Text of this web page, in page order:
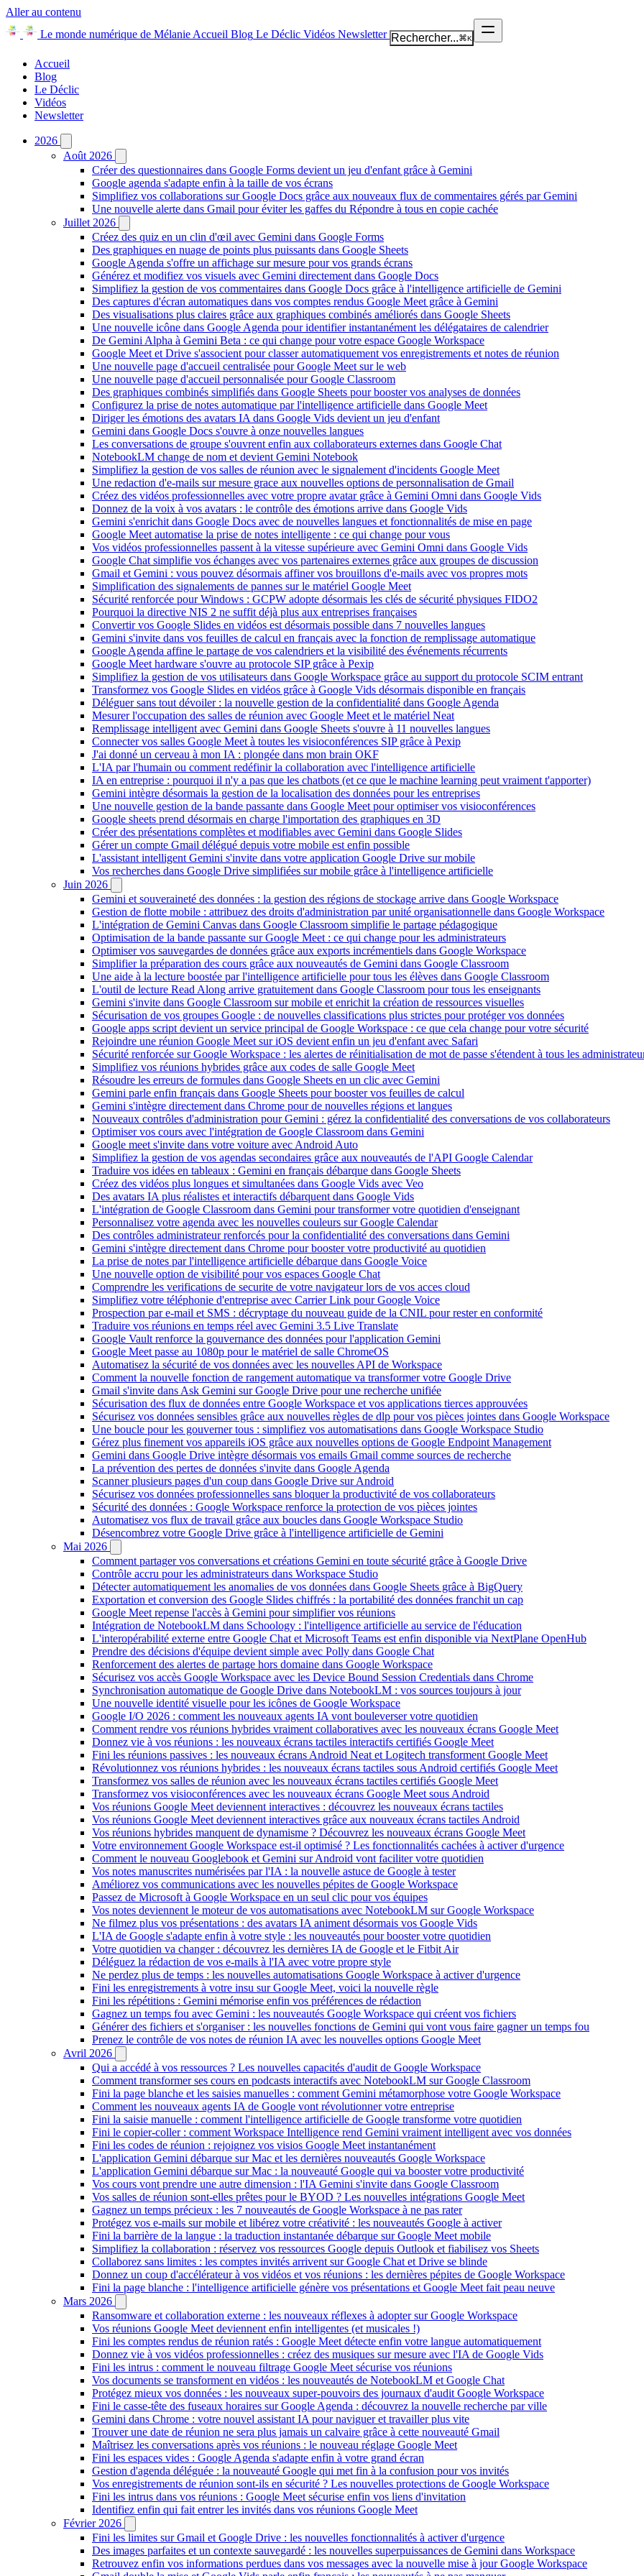
Aller au contenu
Le monde numérique de Mélanie Accueil Blog Le Déclic Vidéos Newsletter Rechercher...⌘K
Accueil
Blog
Le Déclic
Vidéos
Newsletter
2026
Août 2026
Créer des questionnaires dans Google Forms devient un jeu d'enfant grâce à Gemini
Google agenda s'adapte enfin à la taille de vos écrans
Simplifiez vos collaborations sur Google Docs grâce aux nouveaux flux de commentaires gérés par Gemini
Une nouvelle alerte dans Gmail pour éviter les gaffes du Répondre à tous en copie cachée
Juillet 2026
Créez des quiz en un clin d'œil avec Gemini dans Google Forms
Des graphiques en nuage de points plus puissants dans Google Sheets
Google Agenda s'offre un affichage sur mesure pour vos grands écrans
Générez et modifiez vos visuels avec Gemini directement dans Google Docs
Simplifiez la gestion de vos commentaires dans Google Docs grâce à l'intelligence artificielle de Gemini
Des captures d'écran automatiques dans vos comptes rendus Google Meet grâce à Gemini
Des visualisations plus claires grâce aux graphiques combinés améliorés dans Google Sheets
Une nouvelle icône dans Google Agenda pour identifier instantanément les délégataires de calendrier
De Gemini Alpha à Gemini Beta : ce qui change pour votre espace Google Workspace
Google Meet et Drive s'associent pour classer automatiquement vos enregistrements et notes de réunion
Une nouvelle page d'accueil centralisée pour Google Meet sur le web
Une nouvelle page d'accueil personnalisée pour Google Classroom
Des graphiques combinés simplifiés dans Google Sheets pour booster vos analyses de données
Configurez la prise de notes automatique par l'intelligence artificielle dans Google Meet
Diriger les émotions des avatars IA dans Google Vids devient un jeu d'enfant
Gemini dans Google Docs s'ouvre à onze nouvelles langues
Les conversations de groupe s'ouvrent enfin aux collaborateurs externes dans Google Chat
NotebookLM change de nom et devient Gemini Notebook
Simplifiez la gestion de vos salles de réunion avec le signalement d'incidents Google Meet
Une redaction d'e-mails sur mesure grace aux nouvelles options de personnalisation de Gmail
Créez des vidéos professionnelles avec votre propre avatar grâce à Gemini Omni dans Google Vids
Donnez de la voix à vos avatars : le contrôle des émotions arrive dans Google Vids
Gemini s'enrichit dans Google Docs avec de nouvelles langues et fonctionnalités de mise en page
Google Meet automatise la prise de notes intelligente : ce qui change pour vous
Vos vidéos professionnelles passent à la vitesse supérieure avec Gemini Omni dans Google Vids
Google Chat simplifie vos échanges avec vos partenaires externes grâce aux groupes de discussion
Gmail et Gemini : vous pouvez désormais affiner vos brouillons d'e-mails avec vos propres mots
Simplification des signalements de pannes sur le matériel Google Meet
Sécurité renforcée pour Windows : GCPW adopte désormais les clés de sécurité physiques FIDO2
Pourquoi la directive NIS 2 ne suffit déjà plus aux entreprises françaises
Convertir vos Google Slides en vidéos est désormais possible dans 7 nouvelles langues
Gemini s'invite dans vos feuilles de calcul en français avec la fonction de remplissage automatique
Google Agenda affine le partage de vos calendriers et la visibilité des événements récurrents
Google Meet hardware s'ouvre au protocole SIP grâce à Pexip
Simplifiez la gestion de vos utilisateurs dans Google Workspace grâce au support du protocole SCIM entrant
Transformez vos Google Slides en vidéos grâce à Google Vids désormais disponible en français
Déléguer sans tout dévoiler : la nouvelle gestion de la confidentialité dans Google Agenda
Mesurer l'occupation des salles de réunion avec Google Meet et le matériel Neat
Remplissage intelligent avec Gemini dans Google Sheets s'ouvre à 11 nouvelles langues
Connecter vos salles Google Meet à toutes les visioconférences SIP grâce à Pexip
J'ai donné un cerveau à mon IA : plongée dans mon brain OKF
L'IA par l'humain ou comment redéfinir la collaboration avec l'intelligence artificielle
IA en entreprise : pourquoi il n'y a pas que les chatbots (et ce que le machine learning peut vraiment t'apporter)
Gemini intègre désormais la gestion de la localisation des données pour les entreprises
Une nouvelle gestion de la bande passante dans Google Meet pour optimiser vos visioconférences
Google sheets prend désormais en charge l'importation des graphiques en 3D
Créer des présentations complètes et modifiables avec Gemini dans Google Slides
Gérer un compte Gmail délégué depuis votre mobile est enfin possible
L'assistant intelligent Gemini s'invite dans votre application Google Drive sur mobile
Vos recherches dans Google Drive simplifiées sur mobile grâce à l'intelligence artificielle
Juin 2026
Gemini et souveraineté des données : la gestion des régions de stockage arrive dans Google Workspace
Gestion de flotte mobile : attribuez des droits d'administration par unité organisationnelle dans Google Workspace
L'intégration de Gemini Canvas dans Google Classroom simplifie le partage pédagogique
Optimisation de la bande passante sur Google Meet : ce qui change pour les administrateurs
Optimiser vos sauvegardes de données grâce aux exports incrémentiels dans Google Workspace
Simplifier la préparation des cours grâce aux nouveautés de Gemini dans Google Classroom
Une aide à la lecture boostée par l'intelligence artificielle pour tous les élèves dans Google Classroom
L'outil de lecture Read Along arrive gratuitement dans Google Classroom pour tous les enseignants
Gemini s'invite dans Google Classroom sur mobile et enrichit la création de ressources visuelles
Sécurisation de vos groupes Google : de nouvelles classifications plus strictes pour protéger vos données
Google apps script devient un service principal de Google Workspace : ce que cela change pour votre sécurité
Rejoindre une réunion Google Meet sur iOS devient enfin un jeu d'enfant avec Safari
Sécurité renforcée sur Google Workspace : les alertes de réinitialisation de mot de passe s'étendent à tous les
Simplifiez vos réunions hybrides grâce aux codes de salle Google Meet
Résoudre les erreurs de formules dans Google Sheets en un clic avec Gemini
Gemini parle enfin français dans Google Sheets pour booster vos feuilles de calcul
Gemini s'intègre directement dans Chrome pour de nouvelles régions et langues
Nouveaux contrôles d'administration pour Gemini : gérez la confidentialité des conversations de vos collaborateurs
Optimiser vos cours avec l'intégration de Google Classroom dans Gemini
Google meet s'invite dans votre voiture avec Android Auto
Simplifiez la gestion de vos agendas secondaires grâce aux nouveautés de l'API Google Calendar
Traduire vos idées en tableaux : Gemini en français débarque dans Google Sheets
Créez des vidéos plus longues et simultanées dans Google Vids avec Veo
Des avatars IA plus réalistes et interactifs débarquent dans Google Vids
L'intégration de Google Classroom dans Gemini pour transformer votre quotidien d'enseignant
Personnalisez votre agenda avec les nouvelles couleurs sur Google Calendar
Des contrôles administrateur renforcés pour la confidentialité des conversations dans Gemini
Gemini s'intègre directement dans Chrome pour booster votre productivité au quotidien
La prise de notes par l'intelligence artificielle débarque dans Google Voice
Une nouvelle option de visibilité pour vos espaces Google Chat
Comprendre les verifications de securite de votre navigateur lors de vos acces cloud
Simplifiez votre téléphonie d'entreprise avec Carrier Link pour Google Voice
Prospection par e-mail et SMS : décryptage du nouveau guide de la CNIL pour rester en conformité
Traduire vos réunions en temps réel avec Gemini 3.5 Live Translate
Google Vault renforce la gouvernance des données pour l'application Gemini
Google Meet passe au 1080p pour le matériel de salle ChromeOS
Automatisez la sécurité de vos données avec les nouvelles API de Workspace
Comment la nouvelle fonction de rangement automatique va transformer votre Google Drive
Gmail s'invite dans Ask Gemini sur Google Drive pour une recherche unifiée
Sécurisation des flux de données entre Google Workspace et vos applications tierces approuvées
Sécurisez vos données sensibles grâce aux nouvelles règles de dlp pour vos pièces jointes dans Google Workspace
Une boucle pour les gouverner tous : simplifiez vos automatisations dans Google Workspace Studio
Gérez plus finement vos appareils iOS grâce aux nouvelles options de Google Endpoint Management
Gemini dans Google Drive intègre désormais vos emails Gmail comme sources de recherche
La prévention des pertes de données s'invite dans Google Agenda
Scanner plusieurs pages d'un coup dans Google Drive sur Android
Sécurisez vos données professionnelles sans bloquer la productivité de vos collaborateurs
Sécurité des données : Google Workspace renforce la protection de vos pièces jointes
Automatisez vos flux de travail grâce aux boucles dans Google Workspace Studio
Désencombrez votre Google Drive grâce à l'intelligence artificielle de Gemini
Mai 2026
Comment partager vos conversations et créations Gemini en toute sécurité grâce à Google Drive
Contrôle accru pour les administrateurs dans Workspace Studio
Détecter automatiquement les anomalies de vos données dans Google Sheets grâce à BigQuery
Exportation et conversion des Google Slides chiffrés : la portabilité des données franchit un cap
Google Meet repense l'accès à Gemini pour simplifier vos réunions
Intégration de NotebookLM dans Schoology : l'intelligence artificielle au service de l'éducation
L'interopérabilité externe entre Google Chat et Microsoft Teams est enfin disponible via NextPlane OpenHub
Prendre des décisions d'équipe devient simple avec Polly dans Google Chat
Renforcement des alertes de partage hors domaine dans Google Workspace
Sécurisez vos accès Google Workspace avec les Device Bound Session Credentials dans Chrome
Synchronisation automatique de Google Drive dans NotebookLM : vos sources toujours à jour
Une nouvelle identité visuelle pour les icônes de Google Workspace
Google I/O 2026 : comment les nouveaux agents IA vont bouleverser votre quotidien
Comment rendre vos réunions hybrides vraiment collaboratives avec les nouveaux écrans Google Meet
Donnez vie à vos réunions : les nouveaux écrans tactiles interactifs certifiés Google Meet
Fini les réunions passives : les nouveaux écrans Android Neat et Logitech transforment Google Meet
Révolutionnez vos réunions hybrides : les nouveaux écrans tactiles sous Android certifiés Google Meet
Transformez vos salles de réunion avec les nouveaux écrans tactiles certifiés Google Meet
Transformez vos visioconférences avec les nouveaux écrans Google Meet sous Android
Vos réunions Google Meet deviennent interactives : découvrez les nouveaux écrans tactiles
Vos réunions Google Meet deviennent interactives grâce aux nouveaux écrans tactiles Android
Vos réunions hybrides manquent de dynamisme ? Découvrez les nouveaux écrans Google Meet
Votre environnement Google Workspace est-il optimisé ? Les fonctionnalités cachées à activer d'urgence
Comment le nouveau Googlebook et Gemini sur Android vont faciliter votre quotidien
Vos notes manuscrites numérisées par l'IA : la nouvelle astuce de Google à tester
Améliorez vos communications avec les nouvelles pépites de Google Workspace
Passez de Microsoft à Google Workspace en un seul clic pour vos équipes
Vos notes deviennent le moteur de vos automatisations avec NotebookLM sur Google Workspace
Ne filmez plus vos présentations : des avatars IA animent désormais vos Google Vids
L'IA de Google s'adapte enfin à votre style : les nouveautés pour booster votre quotidien
Votre quotidien va changer : découvrez les dernières IA de Google et le Fitbit Air
Déléguez la rédaction de vos e-mails à l'IA avec votre propre style
Ne perdez plus de temps : les nouvelles automatisations Google Workspace à activer d'urgence
Fini les enregistrements à votre insu sur Google Meet, voici la nouvelle règle
Fini les répétitions : Gemini mémorise enfin vos préférences de rédaction
Gagnez un temps fou avec Gemini : les nouveautés Google Workspace qui créent vos fichiers
Générer des fichiers et s'organiser : les nouvelles fonctions de Gemini qui vont vous faire gagner un temps fou
Prenez le contrôle de vos notes de réunion IA avec les nouvelles options Google Meet
Avril 2026
Qui a accédé à vos ressources ? Les nouvelles capacités d'audit de Google Workspace
Comment transformer ses cours en podcasts interactifs avec NotebookLM sur Google Classroom
Fini la page blanche et les saisies manuelles : comment Gemini métamorphose votre Google Workspace
Comment les nouveaux agents IA de Google vont révolutionner votre entreprise
Fini la saisie manuelle : comment l'intelligence artificielle de Google transforme votre quotidien
Fini le copier-coller : comment Workspace Intelligence rend Gemini vraiment intelligent avec vos données
Fini les codes de réunion : rejoignez vos visios Google Meet instantanément
L'application Gemini débarque sur Mac et les dernières nouveautés Google Workspace
L'application Gemini débarque sur Mac : la nouveauté Google qui va booster votre productivité
Vos cours vont prendre une autre dimension : l'IA Gemini s'invite dans Google Classroom
Vos salles de réunion sont-elles prêtes pour le BYOD ? Les nouvelles intégrations Google Meet
Gagnez un temps précieux : les 7 nouveautés de Google Workspace à ne pas rater
Protégez vos e-mails sur mobile et libérez votre créativité : les nouveautés Google à activer
Fini la barrière de la langue : la traduction instantanée débarque sur Google Meet mobile
Simplifiez la collaboration : réservez vos ressources Google depuis Outlook et fiabilisez vos Sheets
Collaborez sans limites : les comptes invités arrivent sur Google Chat et Drive se blinde
Donnez un coup d'accélérateur à vos vidéos et vos réunions : les dernières pépites de Google Workspace
Fini la page blanche : l'intelligence artificielle génère vos présentations et Google Meet fait peau neuve
Mars 2026
Ransomware et collaboration externe : les nouveaux réflexes à adopter sur Google Workspace
Vos réunions Google Meet deviennent enfin intelligentes (et musicales !)
Fini les comptes rendus de réunion ratés : Google Meet détecte enfin votre langue automatiquement
Donnez vie à vos vidéos professionnelles : créez des musiques sur mesure avec l'IA de Google Vids
Fini les intrus : comment le nouveau filtrage Google Meet sécurise vos réunions
Vos documents se transforment en vidéos : les nouveautés de NotebookLM et Google Chat
Protégez mieux vos données : les nouveaux super-pouvoirs des journaux d'audit Google Workspace
Fini le casse-tête des fuseaux horaires sur Google Agenda : découvrez la nouvelle recherche par ville
Gemini dans Chrome : votre nouvel assistant IA pour naviguer et travailler plus vite
Trouver une date de réunion ne sera plus jamais un calvaire grâce à cette nouveauté Gmail
Maîtrisez les conversations après vos réunions : le nouveau réglage Google Meet
Fini les espaces vides : Google Agenda s'adapte enfin à votre grand écran
Gestion d'agenda déléguée : la nouveauté Google qui met fin à la confusion pour vos invités
Vos enregistrements de réunion sont-ils en sécurité ? Les nouvelles protections de Google Workspace
Fini les intrus dans vos réunions : Google Meet sécurise enfin vos liens d'invitation
Identifiez enfin qui fait entrer les invités dans vos réunions Google Meet
Février 2026
Fini les limites sur Gmail et Google Drive : les nouvelles fonctionnalités à activer d'urgence
Des images parfaites et un contexte sauvegardé : les nouvelles superpuissances de Gemini dans Workspace
Retrouvez enfin vos informations perdues dans vos messages avec la nouvelle mise à jour Google Workspace